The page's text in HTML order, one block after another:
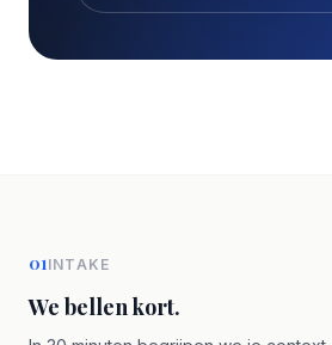
01INTAKE
We bellen kort.